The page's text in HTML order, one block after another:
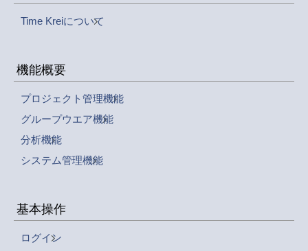
Time Kreiについて
機能概要
プロジェクト管理機能
グループウエア機能
分析機能
システム管理機能
基本操作
ログイン